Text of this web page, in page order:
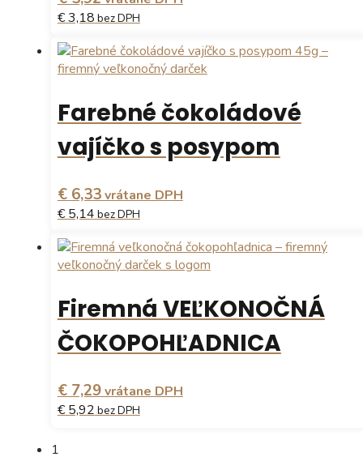
€ 3,18 bez DPH
Farebné čokoládové
vajíčko s posypom
€ 6,33vrátane DPH
€ 5,14 bez DPH
Firemná VEĽKONOČNÁ
ČOKOPOHĽADNICA
€ 7,29vrátane DPH
€ 5,92 bez DPH
1